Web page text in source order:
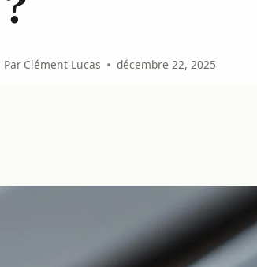
Par Clément Lucas décembre 22, 2025